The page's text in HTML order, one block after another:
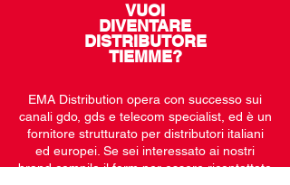
VUOI
DIVENTARE
DISTRIBUTORE
TIEMME?
EMA Distribution opera con successo sui
canali gdo, gds e telecom specialist, ed è un
fornitore strutturato per distributori italiani
ed europei. Se sei interessato ai nostri
brand compila il form per essere ricontattato